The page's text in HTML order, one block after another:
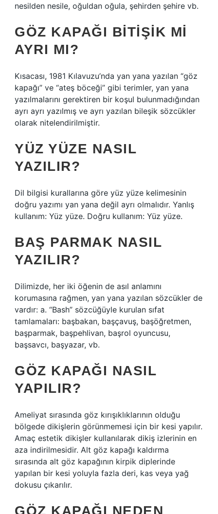
nesilden nesile, oğuldan oğula, şehirden şehire vb.
GÖZ KAPAĞI BITIŞIK MI
AYRI MI?
Kısacası, 1981 Kılavuzu’nda yan yana yazılan “göz
kapağı” ve “ateş böceği” gibi terimler, yan yana
yazılmalarını gerektiren bir koşul bulunmadığından
ayrı ayrı yazılmış ve ayrı yazılan bileşik sözcükler
olarak nitelendirilmiştir.
YÜZ YÜZE NASIL
YAZILIR?
Dil bilgisi kurallarına göre yüz yüze kelimesinin
doğru yazımı yan yana değil ayrı olmalıdır. Yanlış
kullanım: Yüz yüze. Doğru kullanım: Yüz yüze.
BAŞ PARMAK NASIL
YAZILIR?
Dilimizde, her iki öğenin de asıl anlamını
korumasına rağmen, yan yana yazılan sözcükler de
vardır: a. “Bash” sözcüğüyle kurulan sıfat
tamlamaları: başbakan, başçavuş, başöğretmen,
başparmak, başpehlivan, başrol oyuncusu,
başsavcı, başyazar, vb.
GÖZ KAPAĞI NASIL
YAPILIR?
Ameliyat sırasında göz kırışıklıklarının olduğu
bölgede dikişlerin görünmemesi için bir kesi yapılır.
Amaç estetik dikişler kullanılarak dikiş izlerinin en
aza indirilmesidir. Alt göz kapağı kaldırma
sırasında alt göz kapağının kirpik diplerinde
yapılan bir kesi yoluyla fazla deri, kas veya yağ
dokusu çıkarılır.
GÖZ KAPAĞI NEDEN